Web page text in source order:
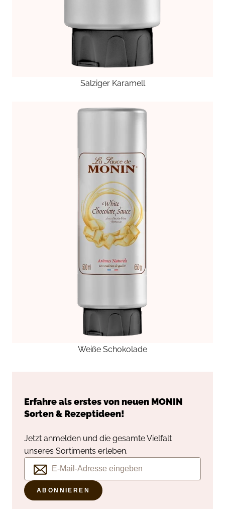
Salziger Karamell
Weiße Schokolade
Erfahre als erstes von neuen MONIN
Sorten & Rezeptideen!
Jetzt anmelden und die gesamte Vielfalt
unseres Sortiments erleben.
ABONNIEREN